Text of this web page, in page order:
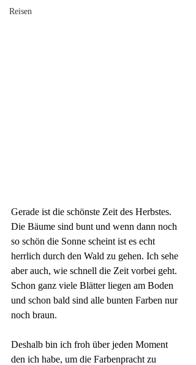
Reisen
Gerade ist die schönste Zeit des Herbstes.
Die Bäume sind bunt und wenn dann noch
so schön die Sonne scheint ist es echt
herrlich durch den Wald zu gehen. Ich sehe
aber auch, wie schnell die Zeit vorbei geht.
Schon ganz viele Blätter liegen am Boden
und schon bald sind alle bunten Farben nur
noch braun.
Deshalb bin ich froh über jeden Moment
den ich habe, um die Farbenpracht zu